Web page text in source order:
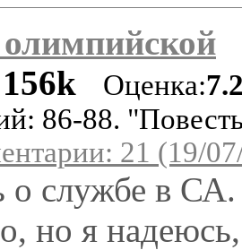
156k Оценка:
86-88.
21 (19/
о службе в СА.
но я надеюсь,